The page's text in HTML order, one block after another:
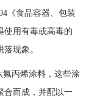
《食品容器、包装
使用有毒或高毒的
现象。
丙烯涂料，这些涂
合而成，并配以一